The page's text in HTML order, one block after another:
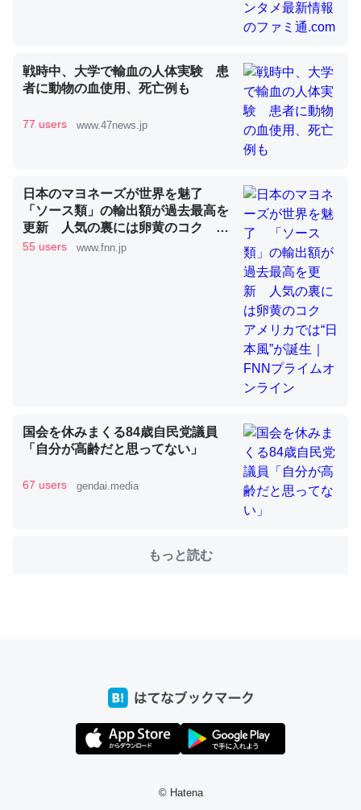
ずキチンを強化してる筈だが、酵素が違うのか？
─ニュース :: 【研究発表】昆虫学の大問題＝「昆虫はなぜ海にいな
これを元に考えるとカルシウムを大量に使う脊椎動物と貝
─ニュース :: 【研究発表】昆虫学の大問題＝「昆虫はなぜ海にいな
いのか」に関する新仮説
ウチもEchoを実家に置いて４年。でたまに覗いてる。ぼ
ちぼちRingも置こうかと画策中。あと、Googleマップで
位置情報を共有してる。電池残量や充電中かが分かるので
ちょうど同じ理由でEcho Show 8を設定中でした。Prime
り時間を日数にすると1週間とかの人が多いそうだけど、
たいなのでネット環境作ったけどAlexaしか使わないので
回線代ほとんどかからないですよ。参考：
戦時中、大学で輸血の人体実験 患
者に動物の血使用、死亡例も
77 users www.47news.jp
日本のマヨネーズが世界を魅了
「ソース類」の輸出額が過去最高を
更新 人気の裏には卵黄のコク ア
メリカでは“日本風”が誕生｜FNNプ
55 users www.fnn.jp
国会を休みまくる84歳自民党議員
「自分が高齢だと思ってない」
67 users gendai.media
もっと読む
© Hatena